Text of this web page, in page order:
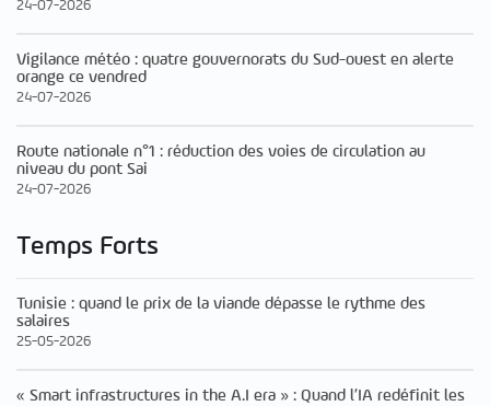
24-07-2026
Vigilance météo : quatre gouvernorats du Sud-ouest en alerte
orange ce vendred
24-07-2026
Route nationale n°1 : réduction des voies de circulation au
niveau du pont Sai
24-07-2026
Temps Forts
Tunisie : quand le prix de la viande dépasse le rythme des
salaires
25-05-2026
« Smart infrastructures in the A.I era » : Quand l’IA redéfinit les